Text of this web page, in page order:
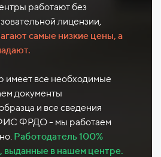
работают без
лицензии,
самые низкие цены, а
имеет все необходимые
документы
и все сведения
ФРДО - мы работаем
Работодатель 100%
выданные в нашем центре.